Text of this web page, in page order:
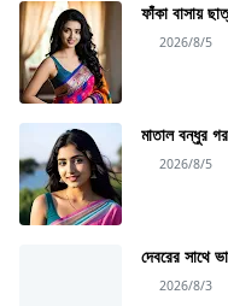
ফাঁকা বাসায়
2026/8/5
মাতাল
2026/8/5
দেবরের
2026/8/3